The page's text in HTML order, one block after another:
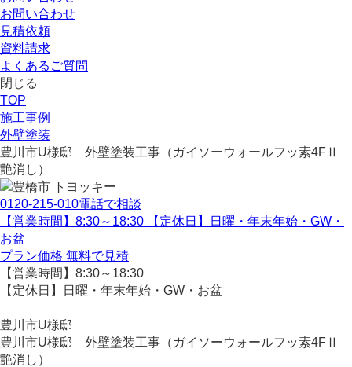
お問い合わせ
見積依頼
資料請求
よくあるご質問
閉じる
TOP
施工事例
外壁塗装
豊川市U様邸 外壁塗装工事（ガイソーウォールフッ素4FⅡ
艶消し）
0120-215-010電話で相談
【営業時間】8:30～18:30 【定休日】日曜・年末年始・GW・
お盆
プラン価格 無料で見積
【営業時間】8:30～18:30
【定休日】日曜・年末年始・GW・お盆
豊川市U様邸
豊川市U様邸 外壁塗装工事（ガイソーウォールフッ素4FⅡ
艶消し）